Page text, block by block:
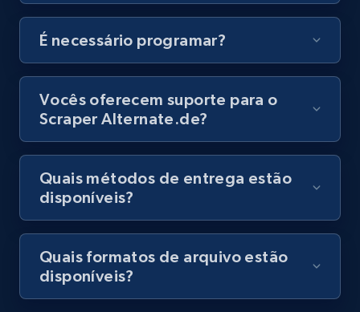
8K+ 713+ Comece grátis
Amazon Reviews
URL, Product name, Product rating, Product
rating object, Product rating max, Rating,
Author name, Asin, and more.
7.4K+ 870+ Comece grátis
É necessário programar?
Vocês oferecem suporte para o
Scraper Alternate.de?
Quais métodos de entrega estão
disponíveis?
Quais formatos de arquivo estão
disponíveis?